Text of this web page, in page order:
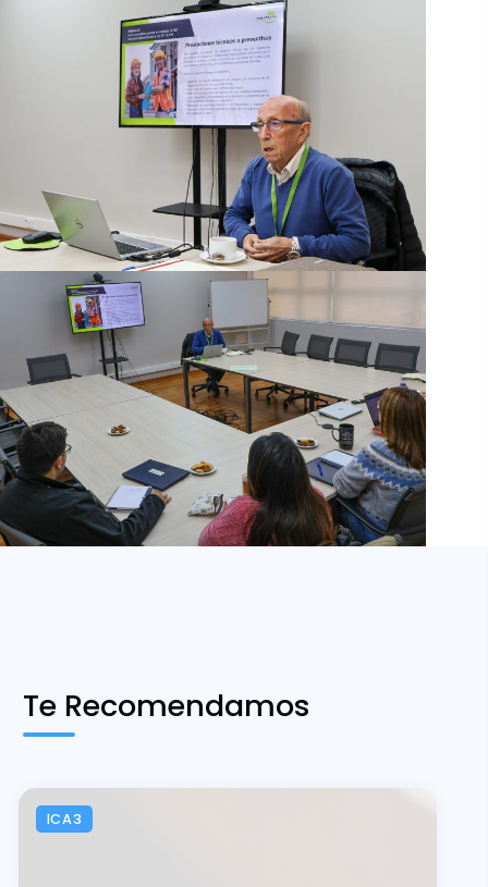
Te Recomendamos
ICA3